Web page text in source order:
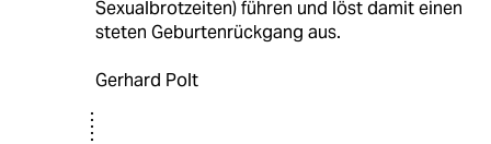
Sexualbrotzeiten) führen und löst damit einen
steten Geburtenrückgang aus.
Gerhard Polt